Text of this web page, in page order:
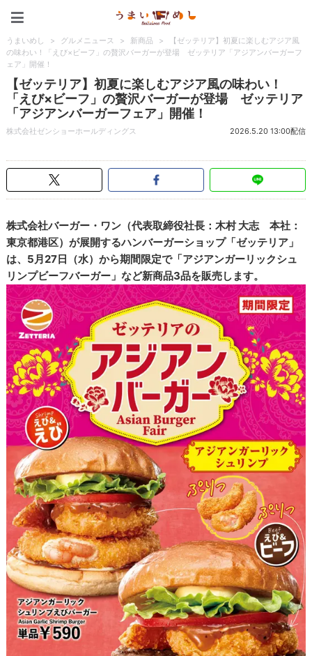
うまいめし > グルメニュース > 新商品 >
【ゼッテリア】初夏に楽しむアジア風
の味わい！「えび×ビーフ」の贅沢バーガーが登場 ゼッテリア「アジアンバーガーフ
ェア」開催！
【ゼッテリア】初夏に楽しむアジア風の味わい！
「えび×ビーフ」の贅沢バーガーが登場 ゼッテリア
「アジアンバーガーフェア」開催！
株式会社ゼンショーホールディングス 2026.5.20 13:00配信
株式会社バーガー・ワン（代表取締役社長：木村 大志 本社：
東京都港区）が展開するハンバーガーショップ「ゼッテリア」
は、5月27日（水）から期間限定で「アジアンガーリックシュ
リンプビーフバーガー」など新商品3品を販売します。